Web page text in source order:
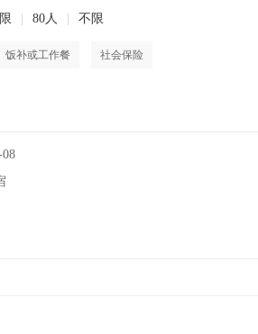
80人 不限
饭补或工作餐 社会保险
08